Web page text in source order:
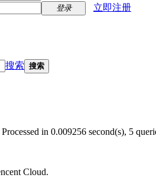
登录
立即注册
搜索 搜索
Processed in 0.009256 second(s), 5
Cloud.